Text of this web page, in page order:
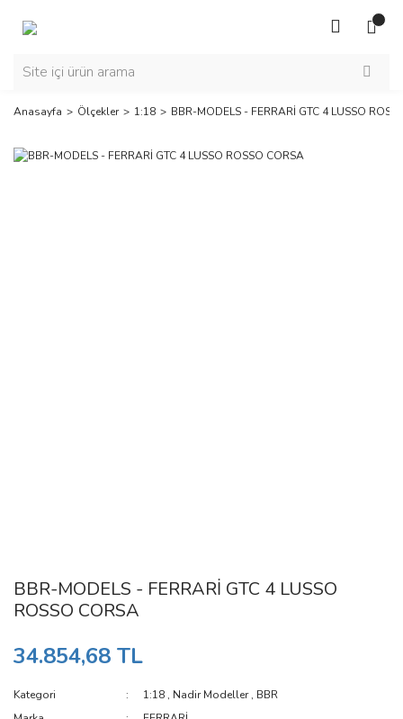
Anasayfa Ölçekler 1:18 BBR-MODELS - FERRARİ GTC 4 LUSSO
BBR-MODELS - FERRARİ GTC 4 LUSSO
ROSSO CORSA
34.854,68 TL
Kategori 1:18 , Nadir Modeller, BBR